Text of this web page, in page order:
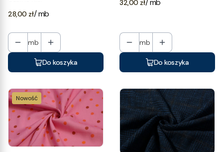
Cena
28,00 zł/ mb
mb
Do koszyka
32,00 zł/ mb
mb
Do koszyka
Nowość